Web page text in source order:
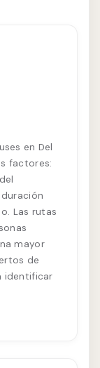
en Del
factores:
Las rutas
mayor
de
identificar